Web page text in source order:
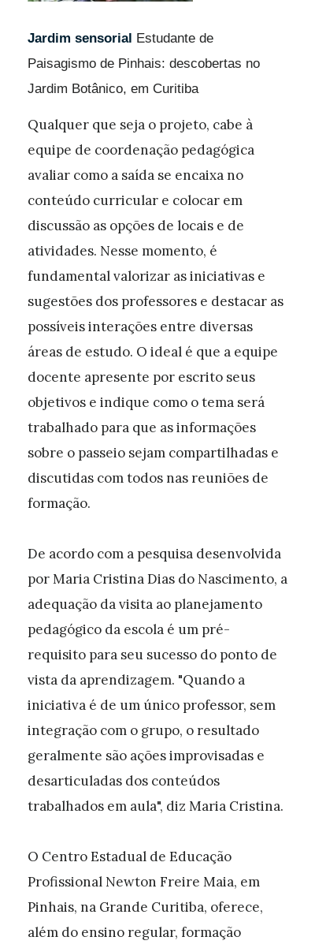
Jardim sensorial Estudante de
Paisagismo de Pinhais: descobertas no
Jardim Botânico, em Curitiba
Qualquer que seja o projeto, cabe à
equipe de coordenação pedagógica
avaliar como a saída se encaixa no
conteúdo curricular e colocar em
discussão as opções de locais e de
atividades. Nesse momento, é
fundamental valorizar as iniciativas e
sugestões dos professores e destacar as
possíveis interações entre diversas
áreas de estudo. O ideal é que a equipe
docente apresente por escrito seus
objetivos e indique como o tema será
trabalhado para que as informações
sobre o passeio sejam compartilhadas e
discutidas com todos nas reuniões de
formação.
De acordo com a pesquisa desenvolvida
por Maria Cristina Dias do Nascimento, a
adequação da visita ao planejamento
pedagógico da escola é um pré-
requisito para seu sucesso do ponto de
vista da aprendizagem. "Quando a
iniciativa é de um único professor, sem
integração com o grupo, o resultado
geralmente são ações improvisadas e
desarticuladas dos conteúdos
trabalhados em aula", diz Maria Cristina.
O Centro Estadual de Educação
Profissional Newton Freire Maia, em
Pinhais, na Grande Curitiba, oferece,
além do ensino regular, formação